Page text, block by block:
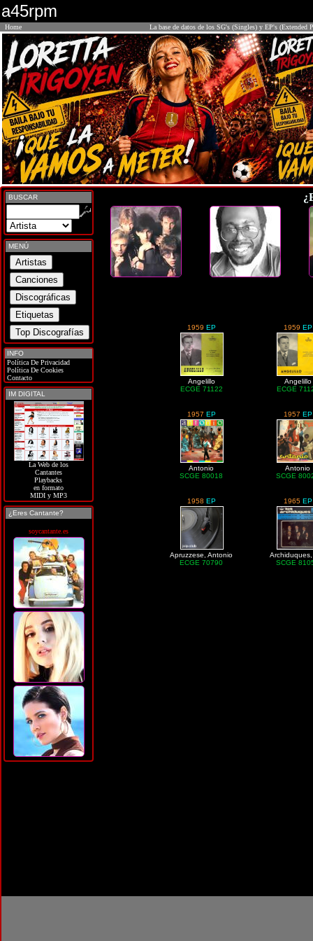
a45rpm
Home La base de datos de los SG's (Singles) y EP's (Extended
BUSCAR
MENÚ
INFO
Política De Privacidad
Política De Cookies
Contacto
IM DIGITAL
La Web de los
Cantantes
Playbacks
en formato
MIDI y MP3
¿Eres Cantante?
soycantante.es
1959 EP
Angelillo
ECGE 71122
1959 EP
Angelillo
ECGE
1957 EP
Antonio
SCGE 80018
1957 EP
Antonio
SCGE
1958 EP
Apruzzese, Antonio
ECGE 70790
1965 EP
SCGE